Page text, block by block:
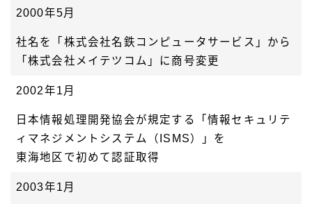
2000年5月
社名を「株式会社名鉄コンピュータサービス」から
「株式会社メイテツコム」に商号変更
2002年1月
日本情報処理開発協会が規定する「情報セキュリテ
ィマネジメントシステム（ISMS）」を
東海地区で初めて認証取得
2003年1月